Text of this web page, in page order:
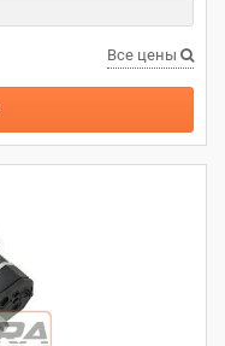
Все цены